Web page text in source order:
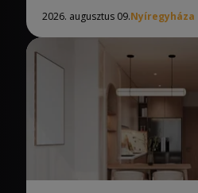
2026. augusztus 09.Nyíregyháza